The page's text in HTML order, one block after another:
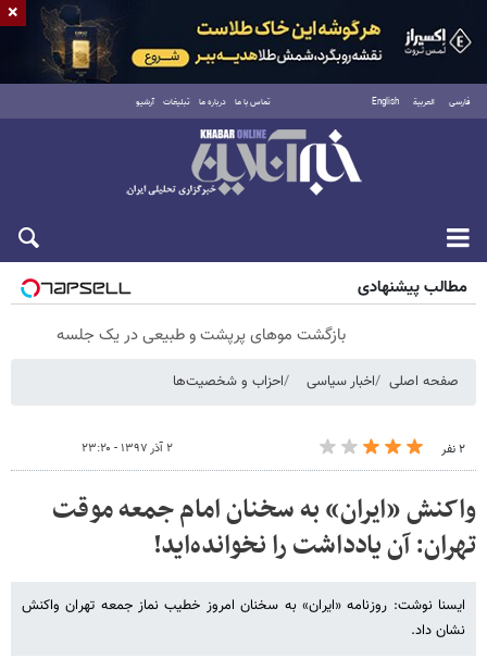
فارسی العربية English تماس با ما درباره ما تبلیغات آرشیو
شنبه ۱۷ مرداد ۱۴۰۵
مطالب پیشنهادی
بازگشت موهای پرپشت و طبیعی در یک جلسه
صفحه اصلی اخبار سیاسی احزاب و شخصیت‌ها
۲ نفر ۲ آذر ۱۳۹۷ - ۲۳:۲۰
واکنش «ایران» به سخنان امام جمعه موقت
تهران: آن یادداشت را نخوانده‌اید!
ایسنا نوشت: روزنامه «ایران» به سخنان امروز خطیب نماز جمعه تهران واکنش
نشان داد.
×